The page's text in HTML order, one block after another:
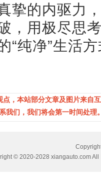
挚的内驱力
，用极尽思
“纯净”生活
，本站部分文章及图片来自
我们，我们将会第一时间处
© 2020-2028 xiangauto.com